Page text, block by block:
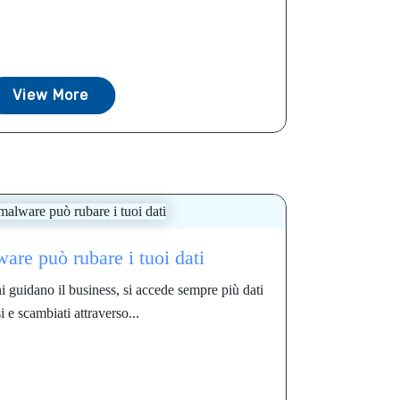
View More
può rubare i tuoi dati
il business, si accede sempre più dati
e scambiati attraverso...